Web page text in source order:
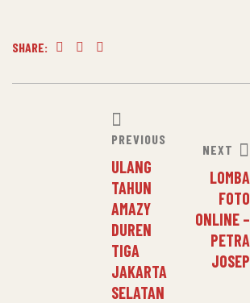
SHARE:
NAVIGATION
PREVIOUS
ULANG
TAHUN
AMAZY
DUREN
TIGA
JAKARTA
SELATAN
NEXT
LOMBA
FOTO
ONLINE –
PETRA
JOSEP